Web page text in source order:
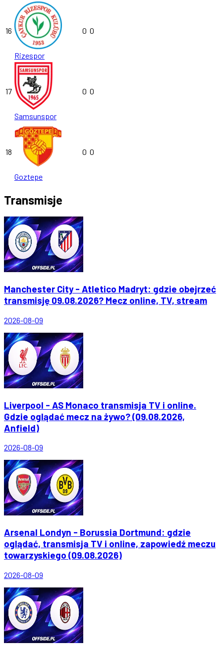
16
Rizespor
0 0
17
Samsunspor
0 0
18
Goztepe
0 0
Transmisje
Manchester City - Atletico Madryt: gdzie obejrzeć
transmisję 09.08.2026? Mecz online, TV, stream
2026-08-09
Liverpool - AS Monaco transmisja TV i online.
Gdzie oglądać mecz na żywo? (09.08.2026,
Anfield)
2026-08-09
Arsenal Londyn - Borussia Dortmund: gdzie
oglądać, transmisja TV i online, zapowiedź meczu
towarzyskiego (09.08.2026)
2026-08-09